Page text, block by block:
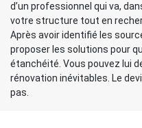
d’un professionnel qui va,
votre structure tout en
Après avoir identifié les
proposer les solutions pour
étanchéité. Vous pouvez lui
rénovation inévitables. Le
pas.